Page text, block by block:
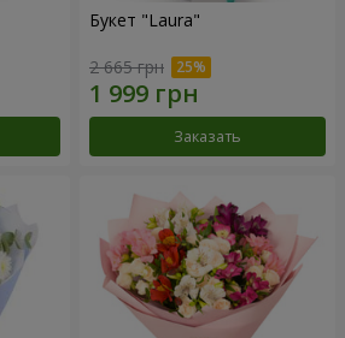
Букет "Laura"
2 665 грн
Заказать